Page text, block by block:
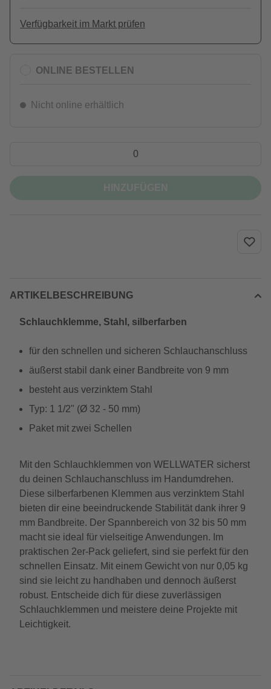
Verfügbarkeit im Markt prüfen
ONLINE BESTELLEN
Nicht online erhältlich
ARTIKELBESCHREIBUNG
Schlauchklemme, Stahl, silberfarben
für den schnellen und sicheren Schlauchanschluss
äußerst stabil dank einer Bandbreite von 9 mm
besteht aus verzinktem Stahl
Typ: 1 1/2" (Ø 32 - 50 mm)
Paket mit zwei Schellen
Mit den Schlauchklemmen von WELLWATER sicherst
du deinen Schlauchanschluss im Handumdrehen.
Diese silberfarbenen Klemmen aus verzinktem Stahl
bieten dir eine beeindruckende Stabilität dank ihrer 9
mm Bandbreite. Der Spannbereich von 32 bis 50 mm
macht sie ideal für vielseitige Anwendungen. Im
praktischen 2er-Pack geliefert, sind sie perfekt für den
schnellen Einsatz. Mit einem Gewicht von nur 0,05 kg
sind sie leicht zu handhaben und dennoch äußerst
robust. Entscheide dich für diese zuverlässigen
Schlauchklemmen und meistere deine Projekte mit
Leichtigkeit.